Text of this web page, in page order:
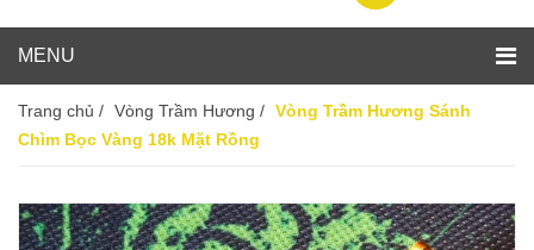
Trang chủ / Vòng Trầm Hương / Vòng Trầm Hương Sánh
Chìm Bọc Vàng 18k Mặt Rồng